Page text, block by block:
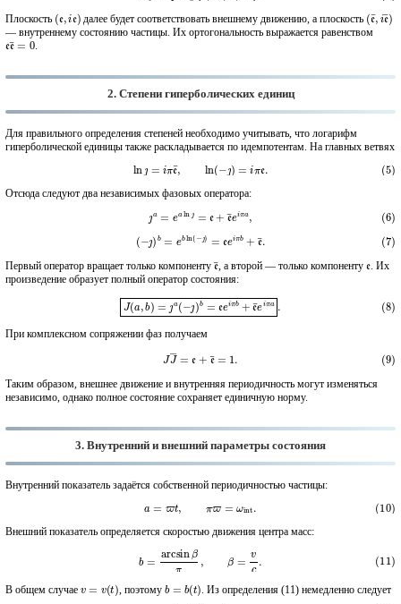
Плоскость ( e далее будет соответствовать внешнему движению, а плоскость (e¯ ,ie¯
— внутреннему состоянию частицы. Их ортогональность выражается равенством
e ¯=0 .
2. Степени гиперболических единиц
Для правильного определения степеней необходимо учитывать, что логарифм
гиперболической единицы также раскладывается по идемпотентам. На главных ветвях
(5)ln ȷ= ln(− =i
Отсюда следуют два независимых фазовых оператора:
(6)
=ea ln e ei πa,
( − ebln(− πb+ e ¯.
Первый оператор вращает только компоненту e, а второй — только компоненту . Их
произведение образует полный оператор состояния:
(8)J(a,b)=ȷa(−ȷ)b=eeiπb+e¯eiπa.
При комплексном сопряжении фаз получаем
(9)J 1.
Таким образом, внешнее движение и внутренняя периодичность могут изменяться
независимо, однако полное состояние сохраняет единичную норму.
3. Внутренний и внешний параметры состояния
Внутренний показатель задаётся собственной периодичностью частицы:
(10)
ϖ=ω int
Внешний показатель определяется скоростью движения центра масс:
(11)b=arcsin
В общем случае , поэтому b t )
. Из определения (11) немедленно следует